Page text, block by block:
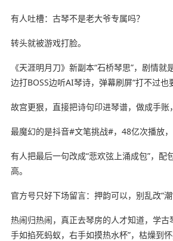
有人吐槽：古琴不是老大爷专属吗？
转头就被游戏打脸。
《天涯明月刀》新副本“石桥琴思”，剧情就
边打BOSS边听AI琴诗，弹幕刷屏“打不过也
故宫更狠，直接把诗句印进琴谱，做成手账
最魔幻的是抖音#文笔挑战#，48亿次播放，
有人把最后一句改成“悲欢弦上涌成包”，配
高。
官方号只好下场留言：押韵可以，别乱改“潮
热闹归热闹，真正去琴房的人才知道，学古
手如掐死蚂蚁，右手如摸热水杯”，枯燥到怀